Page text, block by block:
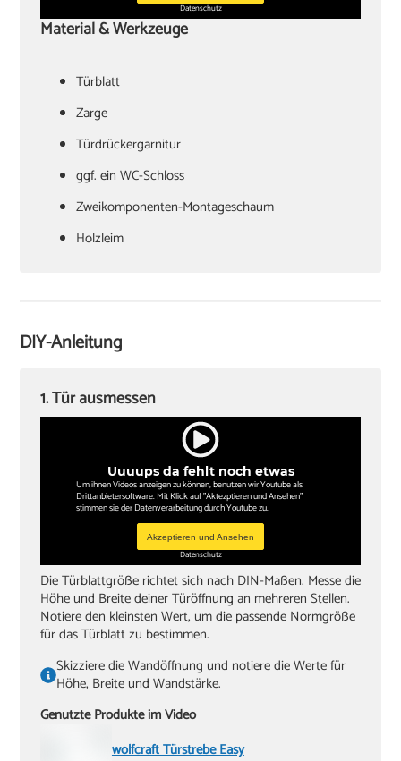
Datenschutz
Material & Werkzeuge
Türblatt
‏Zarge
Türdrückergarnitur
‏ggf. ein WC-Schloss
Zweikomponenten-Montageschaum
‏Holzleim
Papierschablone für Türdrückermontage
‏Kreuzschlitzschraubendreher
‏Wasserwaagen (60 cm, 180 cm)
‏Zollstock
‏Akkuschrauber oder Bohrmaschine
‏Inbusschlüssel, Größe 4
DIY-Anleitung
Uuuups da fehlt noch etwas
Um ihnen Videos anzeigen zu können, benutzen wir Youtube als
Drittanbietersoftware. Mit Klick auf "Aktezptieren und Ansehen"
stimmen sie der Datenverarbeitung durch Youtube zu.
Akzeptieren und Ansehen
Datenschutz
1. Tür ausmessen
Die Türblattgröße richtet sich nach DIN-Maßen. Messe die
Höhe und Breite deiner Türöffnung an mehreren Stellen.
Notiere den kleinsten Wert, um die passende Normgröße
für das Türblatt zu bestimmen.
Skizziere die Wandöffnung und notiere die Werte für
Höhe, Breite und Wandstärke.
Genutzte Produkte im Video
wolfcraft Türstrebe Easy